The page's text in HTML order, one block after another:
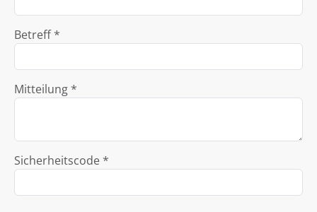
Betreff *
Mitteilung *
Sicherheitscode *